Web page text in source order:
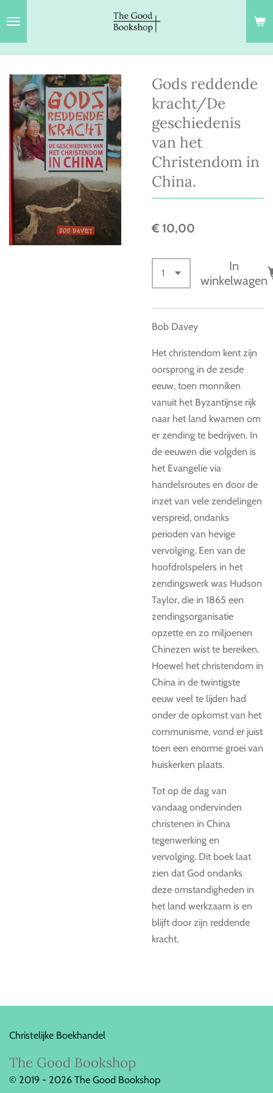
hoofdinhoud
Gods reddende
kracht/De
geschiedenis
van het
Christendom in
China.
€ 10,00
In
winkelwagen
Bob Davey
Het christendom kent zijn
oorsprong in de zesde
eeuw, toen monniken
vanuit het Byzantijnse rijk
naar het land kwamen om
er zending te bedrijven. In
de eeuwen die volgden is
het Evangelie via
handelsroutes en door de
inzet van vele zendelingen
verspreid, ondanks
perioden van hevige
vervolging. Een van de
hoofdrolspelers in het
zendingswerk was Hudson
Taylor, die in 1865 een
zendingsorganisatie
opzette en zo miljoenen
Chinezen wist te bereiken.
Hoewel het christendom in
China in de twintigste
eeuw veel te lijden had
onder de opkomst van het
communisme, vond er juist
toen een enorme groei van
huiskerken plaats.
Tot op de dag van
vandaag ondervinden
christenen in China
tegenwerking en
vervolging. Dit boek laat
zien dat God ondanks
deze omstandigheden in
het land werkzaam is en
blijft door zijn reddende
kracht.
Christelijke Boekhandel
The Good Bookshop
© 2019 - 2026 The Good Bookshop